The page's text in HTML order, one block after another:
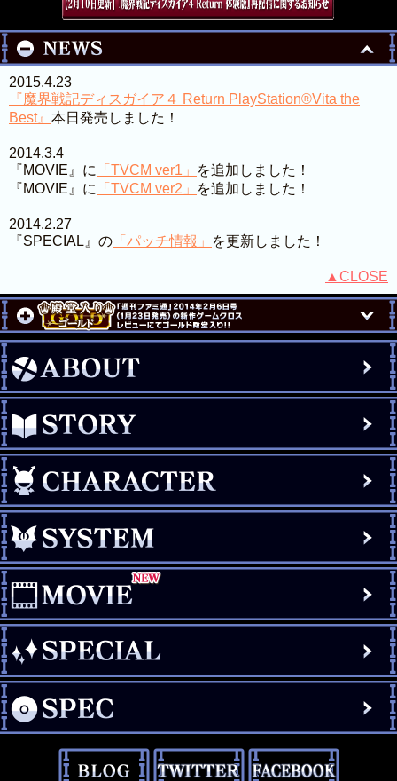
2015.4.23
『魔界戦記ディスガイア４ Return PlayStation®Vita the
Best』 本日発売しました！
2014.3.4
『MOVIE』に
「TVCM ver1」
を追加しました！
『MOVIE』に
「TVCM ver2」 を追加しました！
2014.2.27
『SPECIAL』の 「パッチ情報」 を更新しました！
▲CLOSE